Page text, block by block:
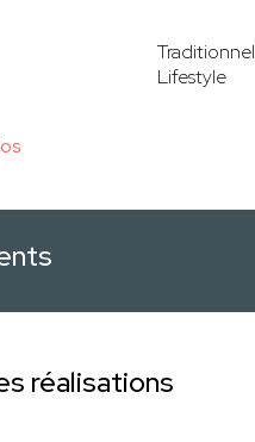
Traditionnel
Lifestyle
réalisations